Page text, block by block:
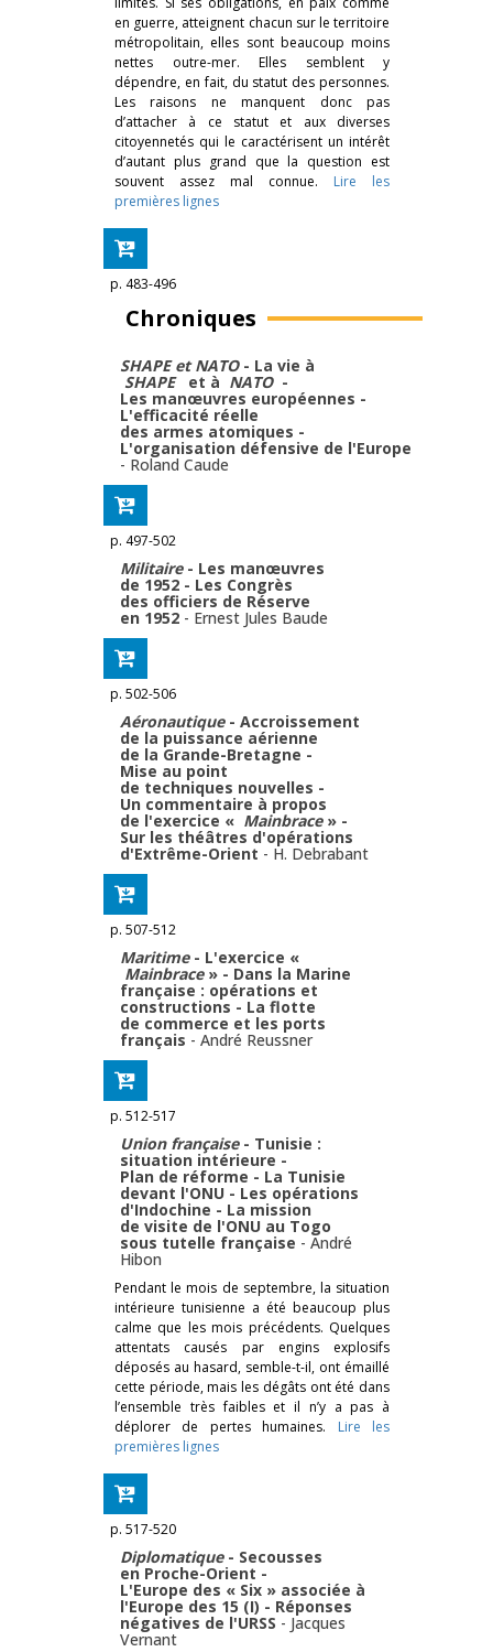
en guerre, atteignent chacun sur le territoire
métropolitain, elles sont beaucoup moins
nettes outre-mer. Elles semblent y
dépendre, en fait, du statut des personnes.
Les raisons ne manquent donc pas
d’attacher à ce statut et aux diverses
citoyennetés qui le caractérisent un intérêt
d’autant plus grand que la question est
souvent assez mal connue. Lire les
premières lignes
p. 483-496
Chroniques
SHAPE et NATO - La vie à
SHAPE et à NATO -
Les manœuvres européennes -
L'efficacité réelle
des armes atomiques -
L'organisation défensive de l'Europe
- Roland Caude
p. 497-502
Militaire - Les manœuvres
de 1952 - Les Congrès
des officiers de Réserve
en 1952 - Ernest Jules Baude
p. 502-506
Aéronautique - Accroissement
de la puissance aérienne
de la Grande-Bretagne -
Mise au point
de techniques nouvelles -
Un commentaire à propos
de l'exercice « Mainbrace » -
Sur les théâtres d'opérations
d'Extrême-Orient - H. Debrabant
p. 507-512
Maritime - L'exercice «
Mainbrace » - Dans la Marine
française : opérations et
constructions - La flotte
de commerce et les ports
français - André Reussner
p. 512-517
Union française- Tunisie :
situation intérieure -
Plan de réforme - La Tunisie
devant l'ONU - Les opérations
d'Indochine - La mission
de visite de l'ONU au Togo
sous tutelle française - André
Hibon
Pendant le mois de septembre, la situation
intérieure tunisienne a été beaucoup plus
calme que les mois précédents. Quelques
attentats causés par engins explosifs
déposés au hasard, semble-t-il, ont émaillé
cette période, mais les dégâts ont été dans
l’ensemble très faibles et il n’y a pas à
déplorer de pertes humaines. Lire les
premières lignes
p. 517-520
Diplomatique - Secousses
en Proche-Orient -
L'Europe des « Six » associée à
l'Europe des 15 (I) - Réponses
négatives de l'URSS - Jacques
Vernant